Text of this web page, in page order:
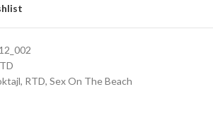
, RTD, Sex On The Beach